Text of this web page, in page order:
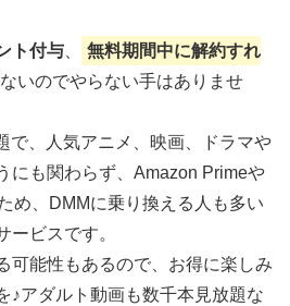
ト付与
無料期間中に解約すれ
いのでやらない手はありませ
で、人気アニメ、映画、ドラマや
にも関わらず、Amazon Primeや
め、DMMに乗り換える人も多い
ービスです。
可能性もあるので、お得に楽しみ
♪アダルト動画も数千本見放題な